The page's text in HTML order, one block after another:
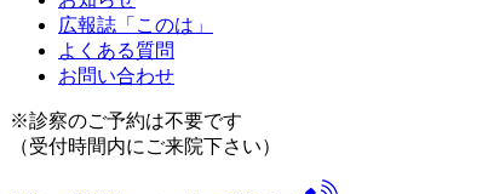
広報誌「このは」
よくある質問
お問い合わせ
※診察のご予約は不要です
（受付時間内にご来院下さい）